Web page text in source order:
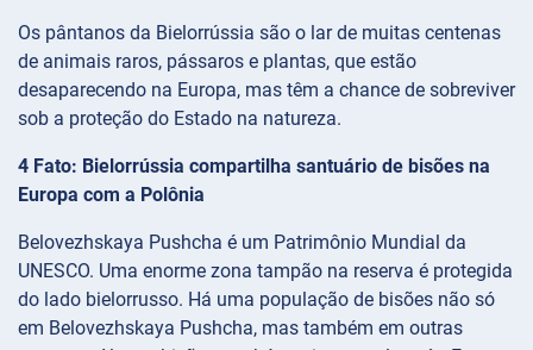
Os pântanos da Bielorrússia são o lar de muitas centenas
de animais raros, pássaros e plantas, que estão
desaparecendo na Europa, mas têm a chance de sobreviver
sob a proteção do Estado na natureza.
4 Fato: Bielorrússia compartilha santuário de bisões na
Europa com a Polônia
Belovezhskaya Pushcha é um Patrimônio Mundial da
UNESCO. Uma enorme zona tampão na reserva é protegida
do lado bielorrusso. Há uma população de bisões não só
em Belovezhskaya Pushcha, mas também em outras